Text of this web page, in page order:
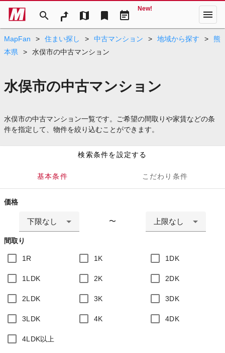
search map bookmark event_note
New! menu
MapFan > 住まい探し > 中古マンション > 地域から探す >
熊
本県
> 水俣市の中古マンション
水俣市の中古マンション
水俣市の中古マンション一覧です。ご希望の間取りや家賃などの条
件を指定して、物件を絞り込むことができます。
検索条件を設定する
基本条件 こだわり条件
価格
下限なし 〜 上限なし
間取り
1R 1K 1DK
1LDK 2K 2DK
2LDK 3K 3DK
3LDK 4K 4DK
4LDK以上